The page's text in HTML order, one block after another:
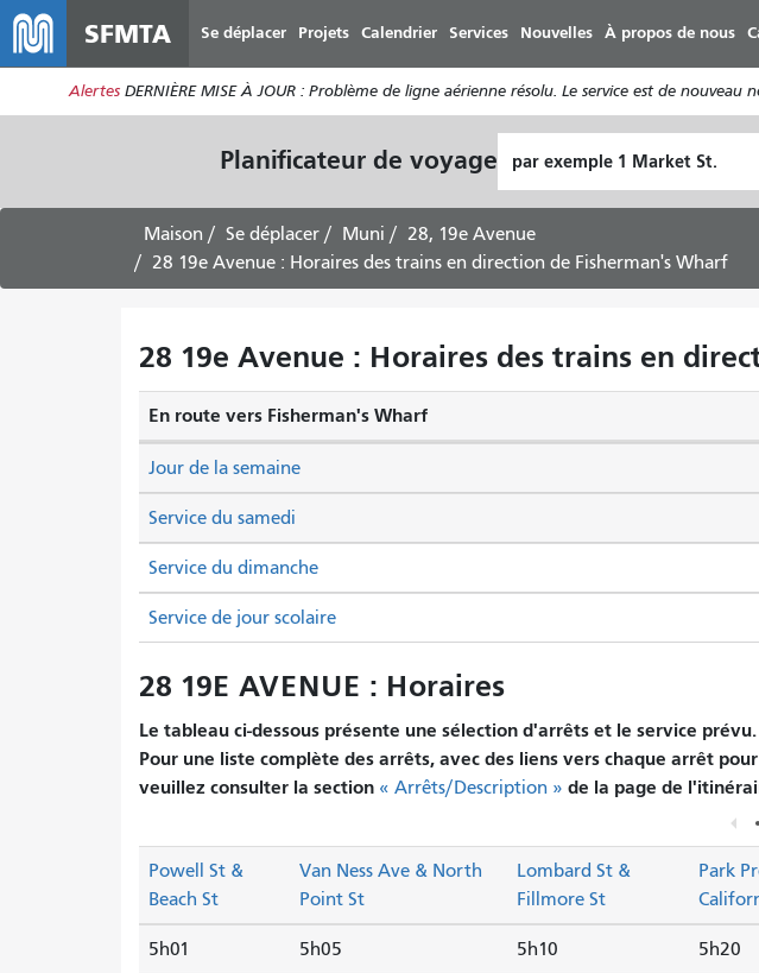
SFMTA Se déplacer Projets Calendrier Services Nouvelles À propos de nous
Alertes DERNIÈRE MISE À JOUR : Problème de ligne aérienne résolu. Le service est de
Planificateur de voyage de
départ
Maison Se déplacer Muni
28, 19e Avenue
28 19e Avenue : Horaires des trains en direction de Fisherman's Wharf
28 19e Avenue : Horaires des trains en
En route vers Fisherman's Wharf
Service du samedi
Service du dimanche
Jour de la semaine
Service de jour scolaire
28 19E AVENUE : Horaires
Le tableau ci-dessous présente une sélection d'arrêts et le service prévu.
Pour une liste complète des arrêts, avec des liens vers chaque arrêt
veuillez consulter la section « Arrêts/Description » de la page de
Powell St &
Beach St
Van Ness Ave & North
Point St
Lombard St &
Fillmore St
Park
5h01 5h05 5h10 5h20